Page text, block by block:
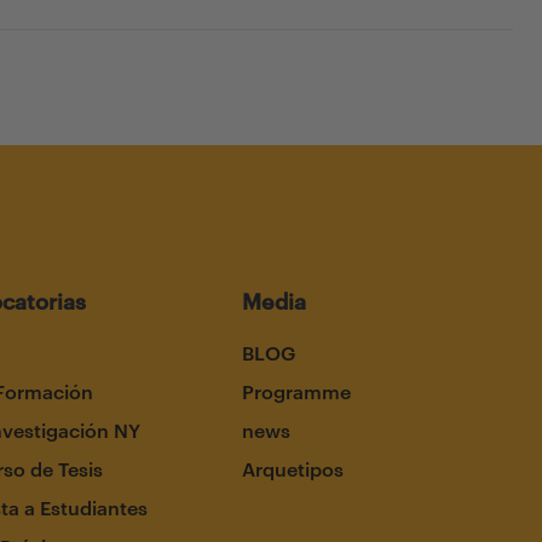
NY
de Tesis
a Estudiantes
Media
BLOG
Programme
news
Arquetipos